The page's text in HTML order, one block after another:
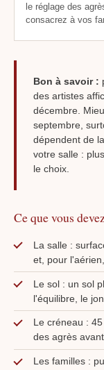
le réglage des
consacrez à vos
Bon à savoir :
des artistes
décembre.
septembre,
dépendent de
votre salle :
le choix.
Ce que vous
La salle :
et, pour
Le sol : un sol
l'équilibre, le
Le créneau :
des agrès
Les familles :